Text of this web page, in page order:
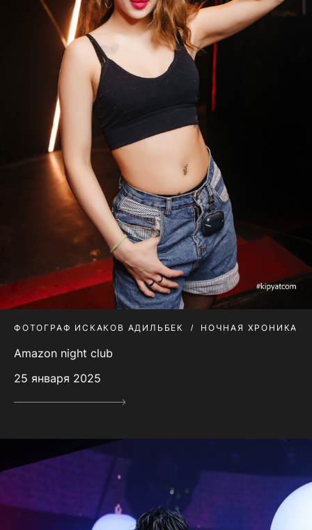
ФОТОГРАФ ИСКАКОВ АДИЛЬБЕК НОЧНАЯ ХРОНИКА
Amazon night club
25 января 2025